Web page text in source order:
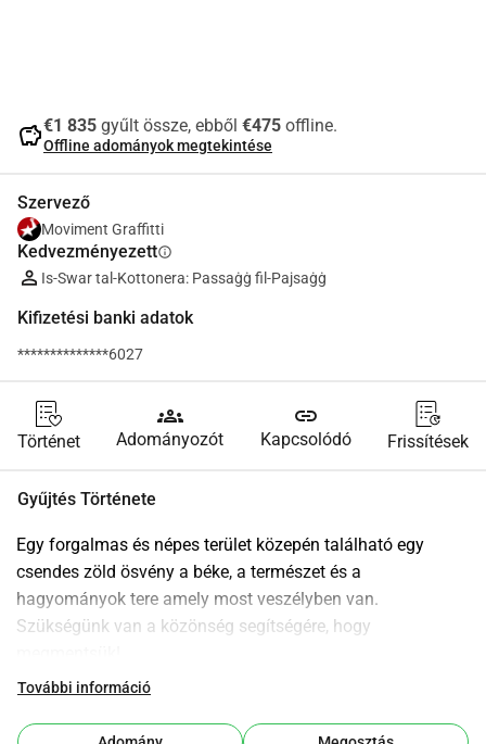
savings€1 835 gyűlt össze, ebből €475 offline.
Offline adományok megtekintése
Szervező
Moviment Graffitti
Kedvezményezettinfo
Is-Swar tal-Kottonera: Passaġġ fil-Pajsaġġ
Kifizetési banki adatok
**************6027
Történet
groups
Adományozót
link
Kapcsolódó Frissítések
Gyűjtés Története
Egy forgalmas és népes terület közepén található egy
csendes zöld ösvény a béke, a természet és a
hagyományok tere amely most veszélyben van.
Szükségünk van a közönség segítségére, hogy
A támogatásodat banki átutalással is megteheted erre a
BOV
További információ